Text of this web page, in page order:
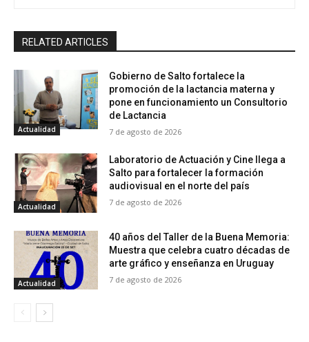
RELATED ARTICLES
Actualidad
Gobierno de Salto fortalece la
promoción de la lactancia materna y
pone en funcionamiento un Consultorio
de Lactancia
7 de agosto de 2026
Actualidad
Laboratorio de Actuación y Cine llega a
Salto para fortalecer la formación
audiovisual en el norte del país
7 de agosto de 2026
Actualidad
40 años del Taller de la Buena Memoria:
Muestra que celebra cuatro décadas de
arte gráfico y enseñanza en Uruguay
7 de agosto de 2026